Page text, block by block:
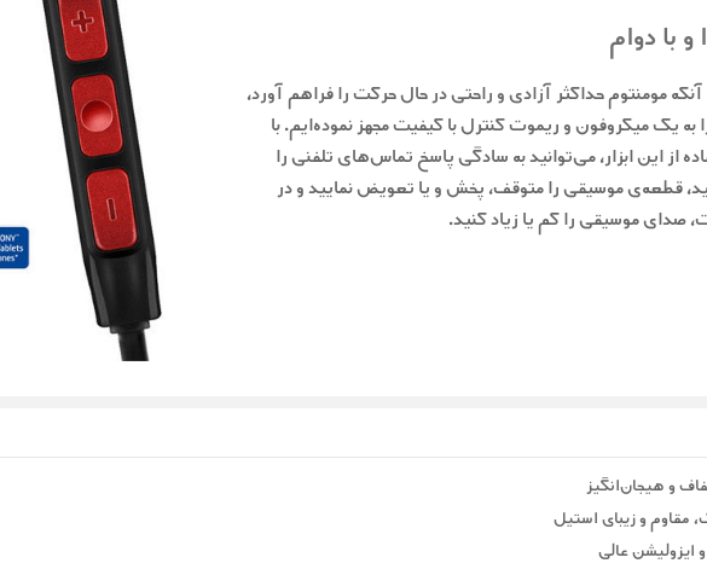
و با دوام
آنکه مومنتوم حداکثر آزادی و راحتی در حال حرکت را فراهم آورد،
به یک میکروفون و ریموت کنترل با کیفیت مجهز نموده‌ایم. با
از این ابزار، می‌توانید به سادگی پاسخ تماس‌های تلفنی را
قطعه‌ی موسیقی را متوقف، پخش و یا تعویض نمایید و در
صدای موسیقی را کم یا زیاد کنید.
و هیجان‌انگیز
مقاوم و زیبای استیل
ایزولیشن عالی